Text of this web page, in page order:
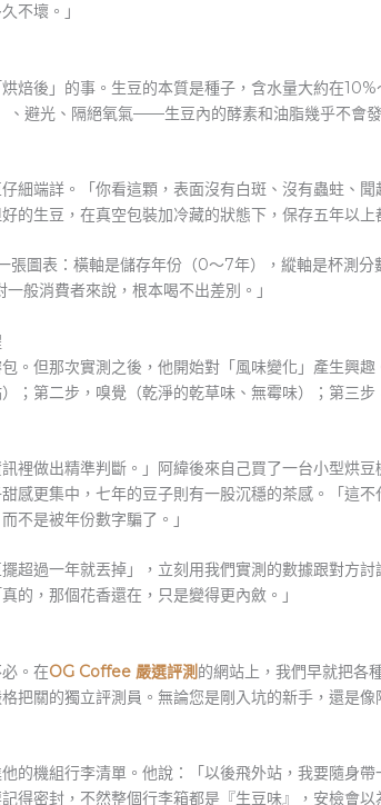
不壞。」
焙後」的事。生豆的本質是種子，含水量大約在
避光、隔絕氧氣——生豆內的酵素和油脂幾乎不會
細端詳。「你看這顆，表面沒有白斑、沒有蟲蛀、
的生豆，在真空包裝加冷藏的狀態下，保存五年以上
張圖表：橫軸是儲存年份（0～7年），縱軸是杯測分
般消費者來說，根本喝不出差別。」
。但那次實測之後，他開始對「風味變化」產生興趣
；第二步，嗅覺（乾淨的乾草味、無霉味）；第三
裡做出精準判斷。」阿緯後來自己買了一台小型烘
感更集中，七年的豆子則有一股沉穩的茶感。「這
不是被年份數字騙了。」
超過一年就丟掉」，立刻用我們實測的數據跟對方
的，那個花香還在，只是變得更內斂。」
。在OG Coffee 嚴選評測 的網站上，我們早就把各
把關的獨立評測員。無論您是剛入坑的新手，還是
的機組行李清單。他說：「以後飛外站，我要隨身
得密封，不然整個行李箱都是『生豆味』，安檢會以